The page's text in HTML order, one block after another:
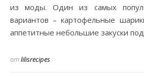
из моды. Один из самых
вариантов – картофельные
аппетитные небольшие закуски
отlilisrecipes